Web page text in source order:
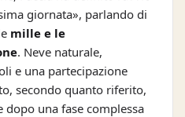
giornata», parlando di
mille e le
. Neve naturale,
e una partecipazione
secondo quanto riferito,
una fase complessa